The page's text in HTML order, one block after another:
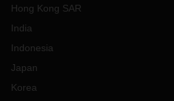
Hong Kong SAR
India
Indonesia
Japan
Korea